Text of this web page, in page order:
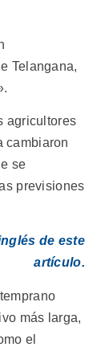
Telangana,
agricultores
cambiaron
se
previsiones
de este
artículo.
más larga,
el